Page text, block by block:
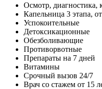
Осмотр, диагностика,
Капельница 3 этапа,
Успокоительные
Детоксикационные
Обезболивающие
Противорвотные
Препараты на 7 дней
Витамины
Срочный вызов 24/7
Врач со стажем от 15